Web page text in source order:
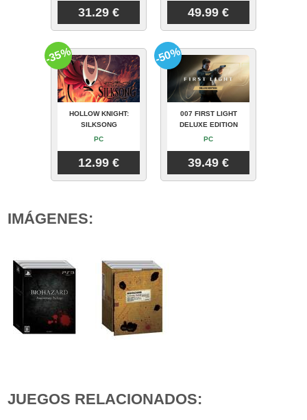
31.29 € 49.99 €
HOLLOW KNIGHT:
SILKSONG
PC
12.99 €
-35%
007 FIRST LIGHT
DELUXE EDITION
PC
39.49 €
-50%
IMÁGENES:
JUEGOS RELACIONADOS: